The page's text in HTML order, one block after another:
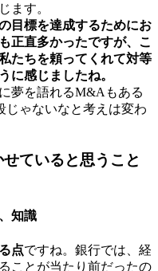
ます。
目標を達成するためにお
正直多かったですが、こ
たちを頼ってくれて対等
に感じましたね。
夢を語れるM&Aもある
じゃないなと考えは変わ
ていると思うこと
知識
点ですね。銀行では、経
ことが当たり前だったの